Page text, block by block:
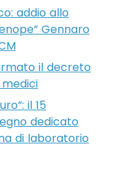
addio allo
Gennaro
il decreto
il 15
dedicato
di laboratorio